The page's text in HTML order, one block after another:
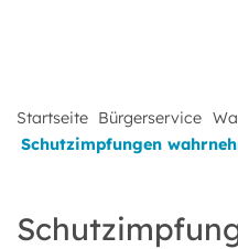
Startseite Bürgerservice
Schutzimpfungen